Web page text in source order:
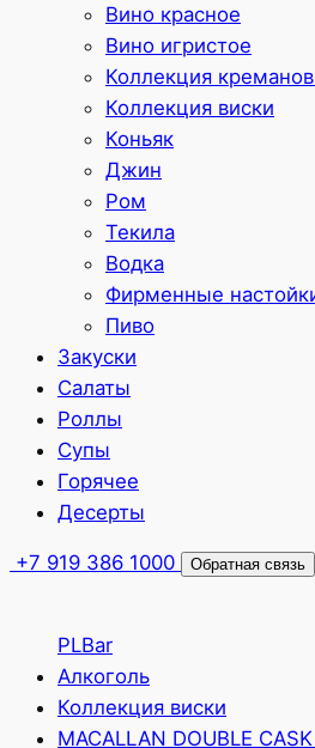
Вино красное
Вино игристое
Коллекция
Коллекция виски
Коньяк
Джин
Ром
Текила
Водка
Фирменные
Пиво
Закуски
Салаты
Роллы
Супы
Горячее
Десерты
+7 919 386 1000 Обратная связь
PLBar
Алкоголь
Коллекция виски
MACALLAN DOUBLE